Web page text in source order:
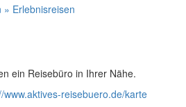
» Erlebnisreisen
ein Reisebüro in Ihrer Nähe.
www.aktives-reisebuero.de/karte